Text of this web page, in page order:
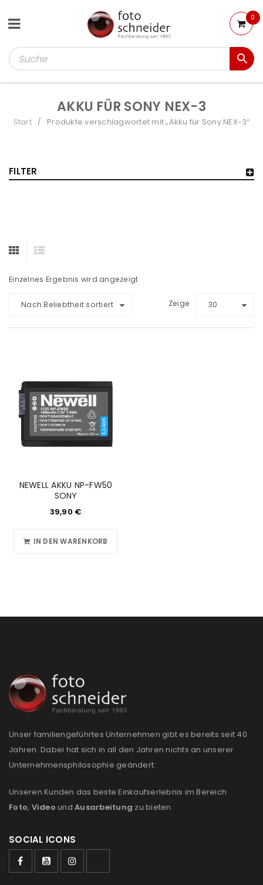
ANMELDEN
0
AKKU FÜR SONY NEX-3
Start / Produkte verschlagwortet mit „Akku für Sony NEX-3“
FILTER
Einzelnes Ergebnis wird angezeigt
Nach Beliebtheit sortiert Zeige 30
NEWELL AKKU NP-FW50
SONY
39,90 €
IN DEN WARENKORB
Unser familiengeführtes Unternehmen gibt es bereits seit 40
Jahren. Dabei hat sich in all den Jahren nichts an unserer
Unternehmensphilosophie geändert:
Unseren Kunden das beste Einkaufserlebnis im Bereich
Foto, Video und Ausarbeitung zu bieten.
SOCIAL ICONS